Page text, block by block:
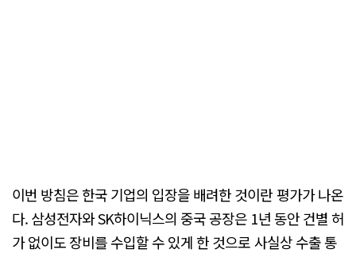
이번 방침은 한국 기업의 입장을 배려한 것이란 평가가 나온
다. 삼성전자와 SK하이닉스의 중국 공장은 1년 동안 건별 허
가 없이도 장비를 수입할 수 있게 한 것으로 사실상 수출 통